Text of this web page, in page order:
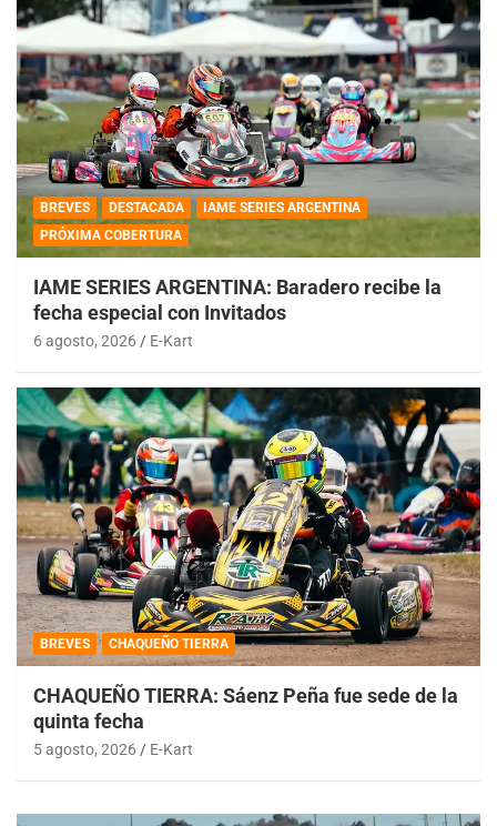
BREVES DESTACADA
IAME SERIES ARGENTINA
PRÓXIMA COBERTURA
IAME SERIES ARGENTINA: Baradero recibe la
fecha especial con Invitados
6 agosto, 2026 E-Kart
BREVES CHAQUEÑO TIERRA
CHAQUEÑO TIERRA: Sáenz Peña fue sede de la
quinta fecha
5 agosto, 2026 E-Kart